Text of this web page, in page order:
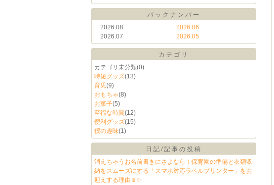
バックナンバー
2026.08
2026.07
2026.06
2026.05
カテゴリ
カテゴリ未分類(0)
時短グッズ(13)
育児(9)
おもちゃ(8)
お菓子(5)
至福な時間(12)
便利グッズ(15)
僕の趣味(1)
日記/記事の投稿
消えちゃうお名前書きにさよなら！保育園の準備と衣類収
納をスムーズにする「スマホ対応ラベルプリンター」をお
迎えする理由📱✨